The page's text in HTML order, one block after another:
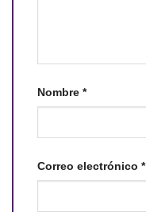
Nombre *
Correo electrónico *